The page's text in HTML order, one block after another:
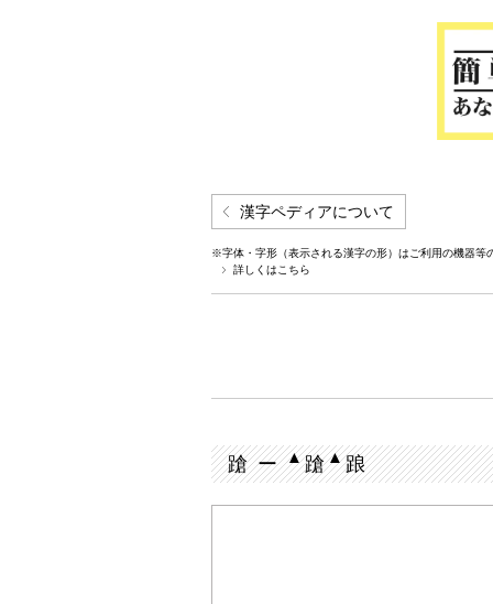
漢字ペディアについて
※字体・字形（表示される漢字の形）はご利用の機器等
詳しくはこちら
蹌 ー▲蹌▲踉